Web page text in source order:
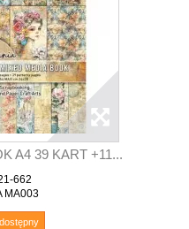
A4 39 KART +11...
662
MA003